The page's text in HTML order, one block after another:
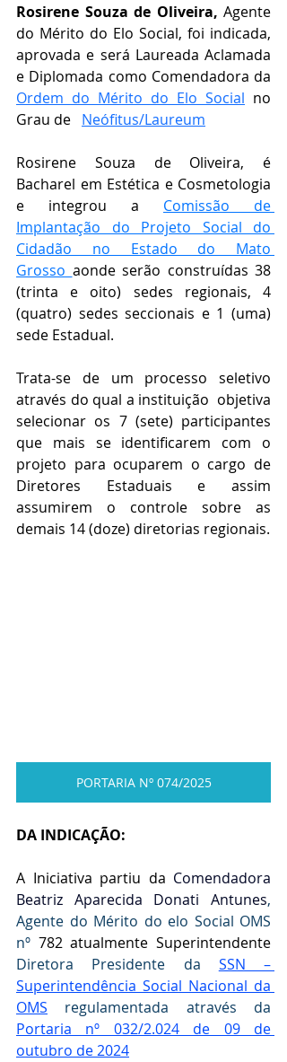
Rosirene Souza de Oliveira, Agente
do Mérito do Elo Social, foi indicada,
aprovada e será Laureada Aclamada
Ordem do Mérito do Elo Social no
Grau de Neófitus/Laureum
Rosirene Souza de Oliveira, é
Bacharel em Estética e Cosmetologia
e integrou a Comissão de
Implantação do Projeto Social do
Cidadão no Estado do Mato
Grosso aonde serão construídas 38
(trinta e oito) sedes regionais, 4
(quatro) sedes seccionais e 1 (uma)
sede Estadual.
Trata-se de um processo seletivo
através do qual a instituição  objetiva
selecionar os 7 (sete) participantes
que mais se identificarem com o
projeto para ocuparem o cargo de
Diretores Estaduais e assim
assumirem o controle sobre as
demais 14 (doze) diretorias regionais.
PORTARIA Nº 074/2025
DA INDICAÇÃO:
A Iniciativa partiu da Comendadora
Beatriz Aparecida Donati Antunes,
Agente do Mérito do elo Social OMS
nº
Diretora Presidente da SSN –
Superintendência Social Nacional da
OMS
Portaria nº 032/2.024 de 09 de
outubro de 2024